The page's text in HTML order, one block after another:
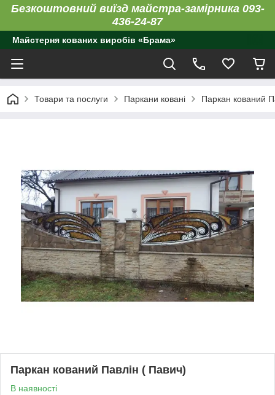
Безкоштовний виїзд майстра-замірника 093-
436-24-87
Майстерня кованих виробів «Брама»
Товари та послуги Паркани ковані Паркан кований
Паркан кований Павлін ( Павич)
В наявності